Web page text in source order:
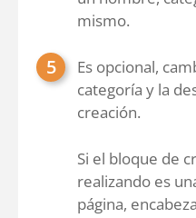
mismo.
Es opcional,
categoría y la
creación.
Si el bloque de
realizando es
página,